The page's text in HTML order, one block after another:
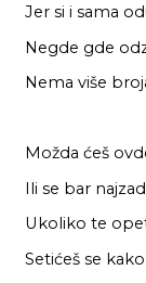
Jer si i sama
Negde gde
Nema više
Možda ćeš
Ili se bar
Ukoliko te
Setićeš se